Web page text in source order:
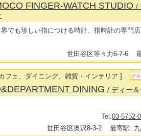
FINGER-WATCH STUDIO/
でも珍しい指につける時計、指時計の専門店
世田谷区等々力6-7-6
フェ、ダイニング、雑貨・インテリア ] グ
DINING/ ディー
Tel.03-5752-
世田谷区奥沢8-3-2
最寄駅: 九